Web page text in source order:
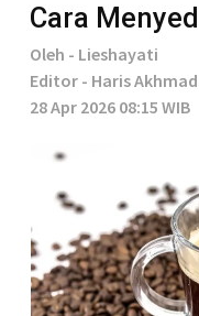
Cara
Oleh - Lieshayati
Editor - Haris Akhmad
28 Apr 2026 08:15 WIB